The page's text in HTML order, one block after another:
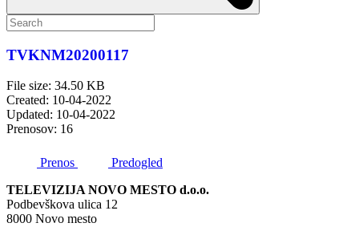
TVKNM20200117
File size: 34.50 KB
Created: 10-04-2022
Updated: 10-04-2022
Prenosov: 16
Prenos
Predogled
TELEVIZIJA NOVO MESTO d.o.o.
Podbevškova ulica 12
8000 Novo mesto